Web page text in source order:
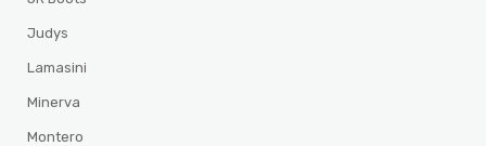
Judys
Lamasini
Minerva
Montero